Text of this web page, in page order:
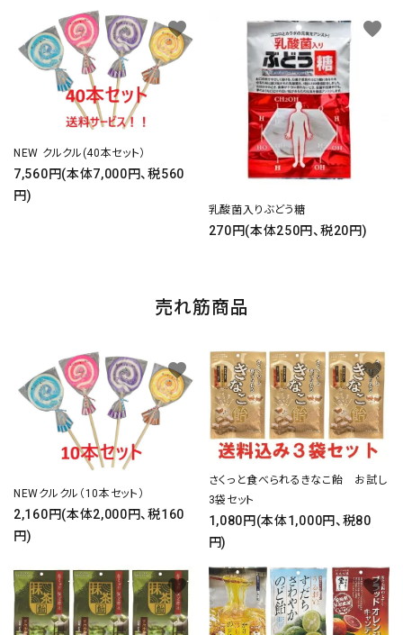
NEW クルクル(40本セット）
7,560円(本体7,000円、税560
円)
favorite
乳酸菌入りぶどう糖
270円(本体250円、税20円)
favorite
売れ筋商品
NEWクルクル（10本セット）
2,160円(本体2,000円、税160
円)
favorite
さくっと食べられるきなこ飴 お試し
3袋セット
1,080円(本体1,000円、税80
円)
favorite
favorite favorite